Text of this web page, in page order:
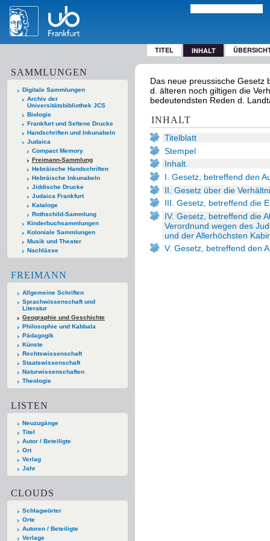
TITEL INHALT
SAMMLUNGEN
Digitale Sammlungen
Archiv der
Universitätsbibliothek JCS
Biologie
Frankfurt und Seltene Drucke
Handschriften und Inkunabeln
Judaica
Compact Memory
Freimann-Sammlung
Hebräische Handschriften
Hebräische Inkunabeln
Jiddische Drucke
Judaica Frankfurt
Kataloge
Rothschild-Sammlung
Kinderbuchsammlungen
Koloniale Sammlungen
Musik und Theater
Nachlässe
FREIMANN
Allgemeine Schriften
Sprachwissenschaft und
Literatur
Geographie und Geschichte
Philosophie und Kabbala
Pädagogik
Künste
Rechtswissenschaft
Staatswissenschaft
Naturwissenschaften
Theologie
LISTEN
Neuzugänge
Titel
Autor / Beteiligte
Ort
Verlag
Jahr
CLOUDS
Schlagwörter
Orte
Autoren / Beteiligte
Verlage
Das neue preussische Gesetz
d. älteren noch giltigen die
bedeutendsten Reden d.
INHALT
Titelblatt
Stempel
Inhalt.
I. Gesetz, betreffend den
II. Gesetz über die
III. Gesetz, betreffend die
IV. Gesetz, betreffend die
Verordnund wegen des
und der Allerhöchsten
V. Gesetz, betreffend den